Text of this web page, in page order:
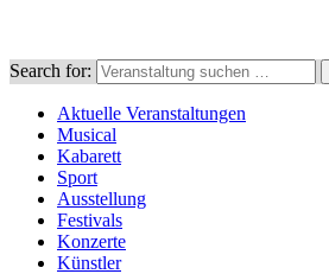
Search for:
Aktuelle Veranstaltungen
Musical
Kabarett
Sport
Ausstellung
Festivals
Konzerte
Künstler